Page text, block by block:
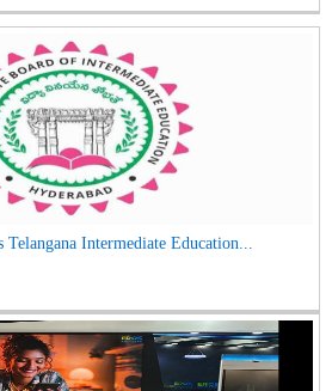
Telangana Intermediate Education...